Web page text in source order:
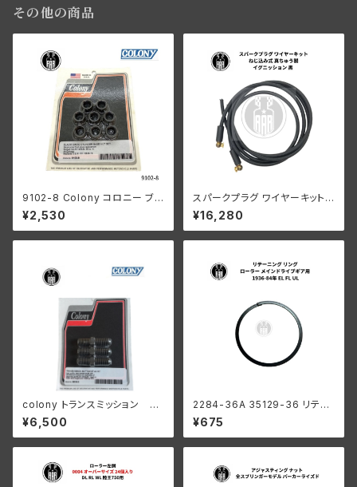
その他の商品
9102-8 Colony コロニー ブラ
ック オキサイド シリンダーベー
ス ナット セット ハーレーダビッ
ドソン 1978-1984年 80キュー
¥2,530
スパークプラグ ワイヤーキット
ねじ込み式 真ちゅう製 イグニッ
ション 黒 ハーレーダビッドソン
¥16,280
colony トランスミッション ボ
トム スタッドキット 26年以降
45"s
¥6,500
2284-36A 35129-36 リテー
ニング リング ローラー メインド
ライブギア用 ハーレーダビッド
ソン 1936-84年 EL FL UL
¥675